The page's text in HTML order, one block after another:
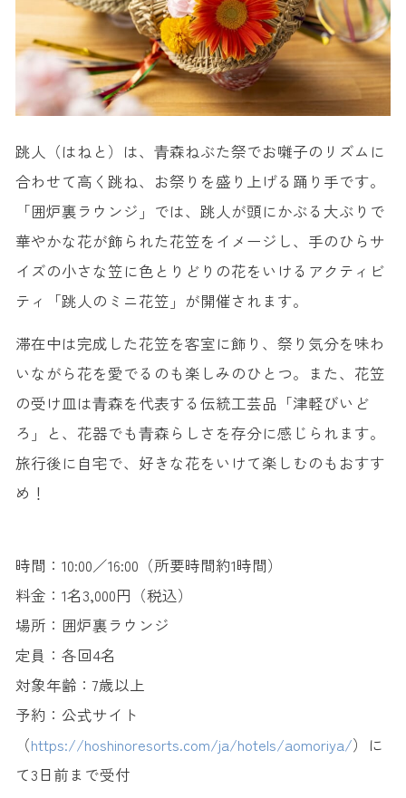
跳人（はねと）は、⻘森ねぶた祭でお囃子のリズムに
合わせて高く跳ね、お祭りを盛り上げる踊り手です。
「囲炉裏ラウンジ」では、跳人が頭にかぶる大ぶりで
華やかな花が飾られた花笠をイメージし、手のひらサ
イズの小さな笠に色とりどりの花をいけるアクティビ
ティ「跳人のミニ花笠」が開催されます。
滞在中は完成した花笠を客室に飾り、祭り気分を味わ
いながら花を愛でるのも楽しみのひとつ。また、花笠
の受け皿は⻘森を代表する伝統工芸品「津軽びいど
ろ」と、花器でも⻘森らしさを存分に感じられます。
旅行後に自宅で、好きな花をいけて楽しむのもおすす
め！
時間：10:00／16:00（所要時間約1時間）
料金：1名3,000円（税込）
場所：囲炉裏ラウンジ
定員：各回4名
対象年齢：7歳以上
予約：公式サイト
（https://hoshinoresorts.com/ja/hotels/aomoriya/）に
て3日前まで受付